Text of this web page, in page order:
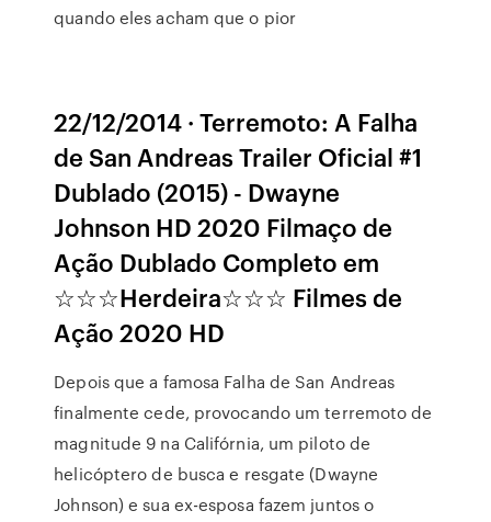
quando eles acham que o pior
22/12/2014 · Terremoto: A Falha
de San Andreas Trailer Oficial #1
Dublado (2015) - Dwayne
Johnson HD 2020 Filmaço de
Ação Dublado Completo em
☆☆☆Herdeira☆☆☆ Filmes de
Ação 2020 HD
Depois que a famosa Falha de San Andreas
finalmente cede, provocando um terremoto de
magnitude 9 na Califórnia, um piloto de
helicóptero de busca e resgate (Dwayne
Johnson) e sua ex-esposa fazem juntos o